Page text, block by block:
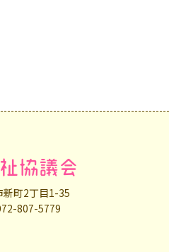
協議会
町2丁目1-35
807-5779